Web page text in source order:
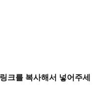
크를 복사해서 넣어주세